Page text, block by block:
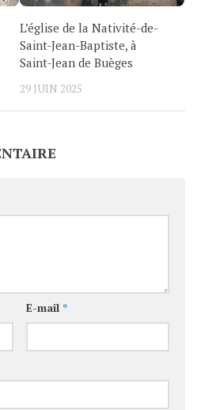
L’église de la Nativité-de-
Saint-Jean-Baptiste, à
Saint-Jean de Buèges
29 JUIN 2025
E-mail *